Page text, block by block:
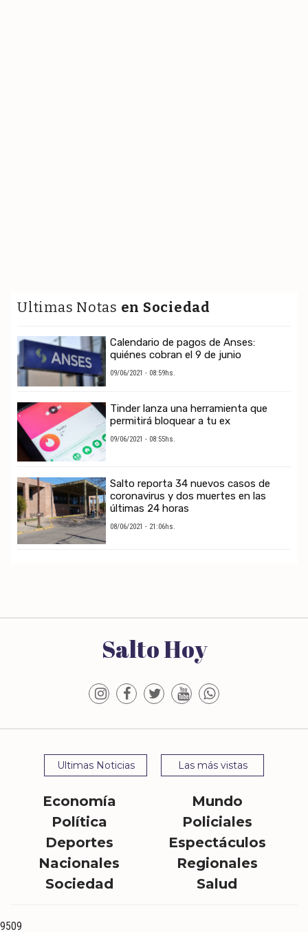
Ultimas Notas en Sociedad
Calendario de pagos de Anses:
quiénes cobran el 9 de junio
09/06/2021 - 08:59hs.
Tinder lanza una herramienta que
permitirá bloquear a tu ex
09/06/2021 - 08:55hs.
Salto reporta 34 nuevos casos de
coronavirus y dos muertes en las
últimas 24 horas
08/06/2021 - 21:06hs.
Salto Hoy
Ultimas Noticias Las más vistas
Economía
Mundo
Política
Policiales
Deportes
Espectáculos
Nacionales
Regionales
Sociedad
Salud
9509